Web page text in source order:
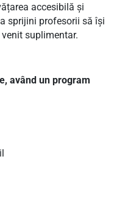
accesibilă și
sprijini profesorii să își
suplimentar.
având un program